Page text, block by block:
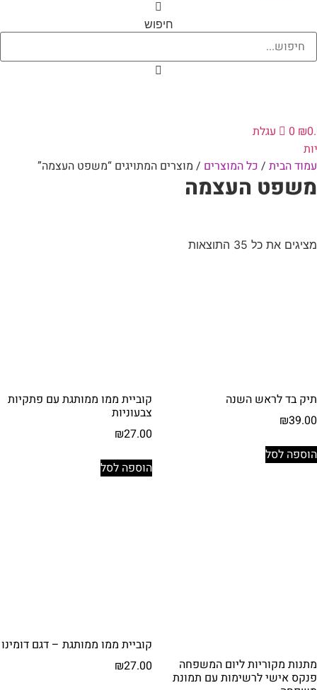
חיפוש
₪
0
עגלת
עמוד הבית / כל המוצרים / מוצרים המתויגים “משפט העצמה”
משפט העצמה
מציגים את כל ⁦35⁩ התוצאות
תיק בד לראש השנה
₪39.00
הוספה לסל
קוביית ממו ממותגת עם פתקיות
צבעוניות
₪27.00
הוספה לסל
מתנות מקוריות ליום המשפחה
פנקס אישי לרשימות עם תמונת
קוביית ממו ממותגת – דגם דומינו
₪27.00